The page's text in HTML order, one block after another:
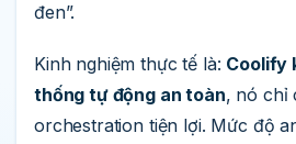
đen”.
Kinh nghiệm thực tế là: Coolify
thống tự động an toàn, nó chỉ
orchestration tiện lợi. Mức độ